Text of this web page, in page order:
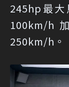
245hp最
100km/
250km/h。